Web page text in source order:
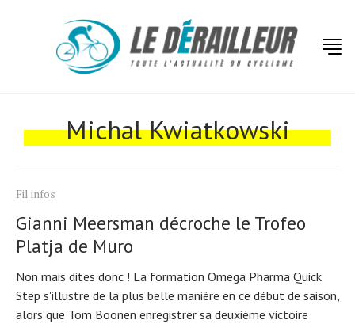
Michal Kwiatkowski
Fil infos
Gianni Meersman décroche le Trofeo
Platja de Muro
Non mais dites donc ! La formation Omega Pharma Quick
Step s'illustre de la plus belle manière en ce début de saison,
alors que Tom Boonen enregistrer sa deuxième victoire
Tests de produits
Tendances
Tous nos articles
À propos